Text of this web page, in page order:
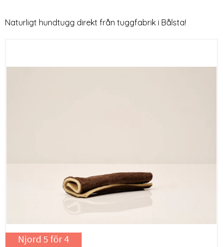
Naturligt hundtugg direkt från tuggfabrik i Bålsta!
Njord 5 för 4